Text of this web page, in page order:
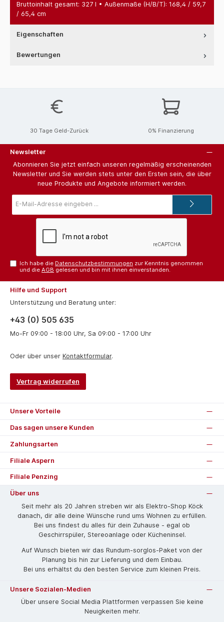
Bruttoinhalt gesamt: 327 l • Außenmaße (H/B/T): 168,4 / 59,7
/ 65,4 cm
Eigenschaften
Bewertungen
30 Tage Geld-Zurück 0% Finanzierung
Newsletter
Abonnieren Sie jetzt einfach unseren regelmäßig erscheinenden
Newsletter und Sie werden stets unter den Ersten sein, die über
neue Produkte und Angebote informiert werden.
Mail-
Ich habe die Datenschutzbestimmungen zur Kenntnis genommen
und dieAGB gelesen und bin mit ihnen einverstanden.
Hilfe und Support
Unterstützung und Beratung unter:
+43 (0) 505 635
Mo-Fr 09:00 - 18:00 Uhr, Sa 09:00 - 17:00 Uhr
Oder über unser Kontaktformular.
Vertrag widerrufen
Unsere Vorteile
Das sagen unsere Kunden
Zahlungsarten
Filiale Aspern
Filiale Penzing
Über uns
Seit mehr als 20 Jahren streben wir als Elektro-Shop Köck
danach, dir alle deine Wünsche rund ums Wohnen zu erfüllen.
Bei uns findest du alles für dein Zuhause - egal ob
Geschirrspüler, Stereoanlage oder Kücheninsel.
Auf Wunsch bieten wir das Rund­um-sorg­los-Pa­ket von der
Planung bis hin zur Lieferung und dem Einbau.
Bei uns erhältst du den besten Service zum kleinen Preis.
Unsere Sozialen-Medien
Über unsere Social Media Plattformen verpassen Sie keine
Neuigkeiten mehr.